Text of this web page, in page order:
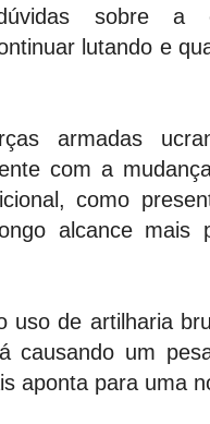
sobre a
lutando e
armadas
com a
como
alcance mais
uso de artilharia
causando um
aponta para uma